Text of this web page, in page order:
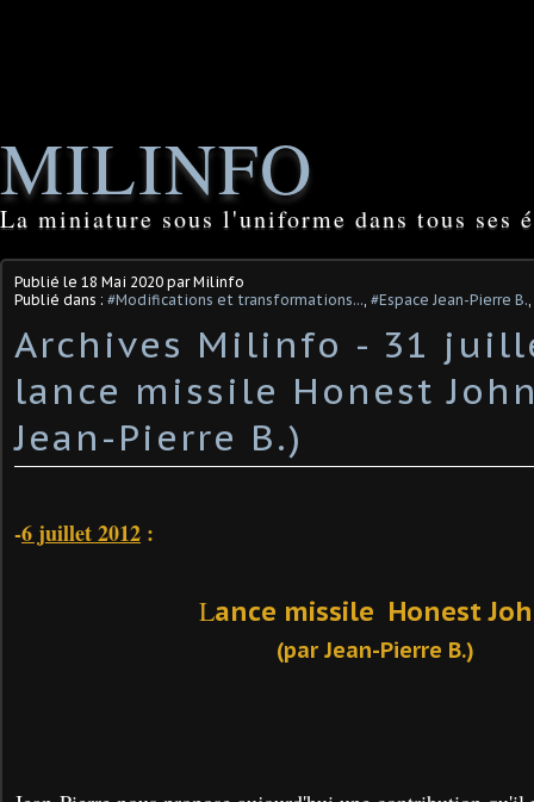
MILINFO
La miniature sous l'uniforme dans tous ses
Publié le 18 Mai 2020 par Milinfo
Publié dans : #Modifications et transformations..., #Espace Jean-Pierre B.,
Archives Milinfo - 31
lance missile Honest
Jean-Pierre B.)
-6 juillet 2012 :
Lance missile Honest
(par Jean-Pierre B.)